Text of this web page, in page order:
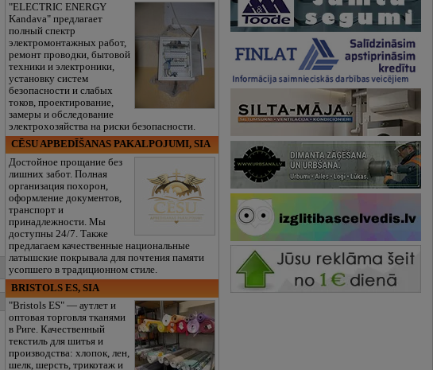
"ELECTRIC ENERGY
Kandava" предлагает
полный спектр
электромонтажных работ,
ремонт проводки, бытовой
техники и электроники,
установку систем
безопасности и слабых
токов, проектирование,
замеры и обследование
электрохозяйства на риски безопасности.
CĒSU APBEDĪŠANAS PAKALPOJUMI, SIA
Достойное прощание без
лишних забот. Полная
организация похорон,
оформление документов,
транспорт и
принадлежности. Мы
доступны 24/7. Также
предлагаем качественные национальные
латышские покрывала для почтения памяти
усопшего в традиционном стиле.
BRISTOLS ES, SIA
"Bristols ES" — аутлет и
оптовая торговля тканями
в Риге. Качественный
текстиль для шитья и
производства: хлопок, лен,
шелк, шерсть, трикотаж и